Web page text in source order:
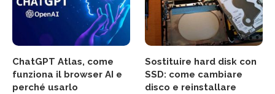
ChatGPT Atlas, come
funziona il browser AI e
perché usarlo
Sostituire hard disk con
SSD: come cambiare
disco e reinstallare